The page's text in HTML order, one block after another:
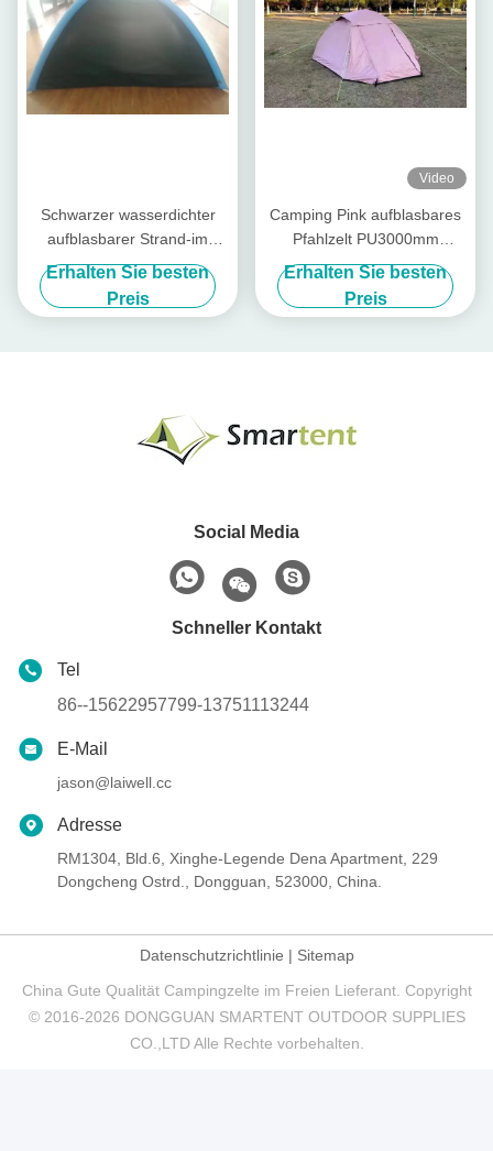
Schwarzer wasserdichter
aufblasbarer Strand-im
Freien tragbares
aufblasbares Zelt der Zelt-
190T
Erhalten Sie besten
Preis
Video
Camping Pink aufblasbares
Pfahlzelt PU3000mm
aufblasbares Campingzelt 3
Personen
Erhalten Sie besten
Preis
Social Media
Schneller Kontakt
Tel
86--15622957799-13751113244
E-Mail
jason@laiwell.cc
Adresse
RM1304, Bld.6, Xinghe-Legende Dena Apartment, 229
Dongcheng Ostrd., Dongguan, 523000, China.
Datenschutzrichtlinie | Sitemap
China Gute Qualität Campingzelte im Freien Lieferant. Copyright
© 2016-2026 DONGGUAN SMARTENT OUTDOOR SUPPLIES
CO.,LTD Alle Rechte vorbehalten.